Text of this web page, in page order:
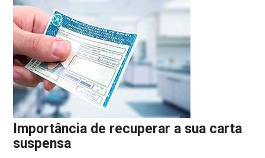
Importância de recuperar a sua carta
suspensa